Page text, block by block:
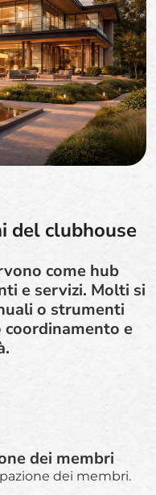
del clubhouse
come hub
e servizi. Molti si
o strumenti
coordinamento e
dei membri
dei membri.